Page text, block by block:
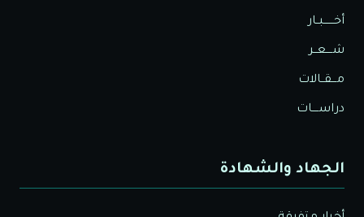
أخــــــبــار
شــــعــر
مـــقــالات
دراســــات
الجهاد والشهادة